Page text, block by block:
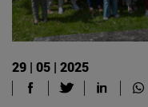
29 | 05 | 2025